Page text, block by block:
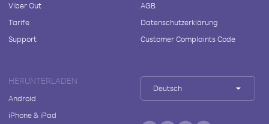
Viber Out
Tarife
Support
AGB
Datenschutzerklärung
Customer Complaints Code
HERUNTERLADEN
Android
iPhone & iPad
Deutsch